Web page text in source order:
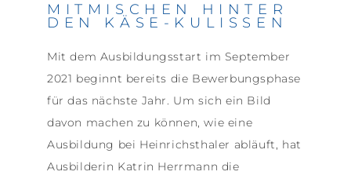
MITMISCHEN HINTER
DEN KÄSE-KULISSEN
Mit dem Ausbildungsstart im September
2021 beginnt bereits die Bewerbungsphase
für das nächste Jahr. Um sich ein Bild
davon machen zu können, wie eine
Ausbildung bei Heinrichsthaler abläuft, hat
Ausbilderin Katrin Herrmann die